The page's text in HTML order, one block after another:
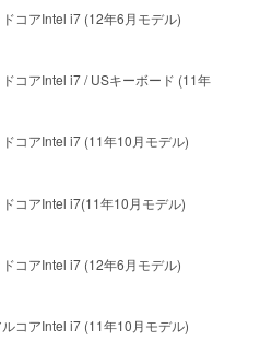
コアIntel i7 (12年6月モデル)
コアIntel i7 / USキーボード (11年
コアIntel i7 (11年10月モデル)
コアIntel i7(11年10月モデル)
コアIntel i7 (12年6月モデル)
コアIntel i7 (11年10月モデル)